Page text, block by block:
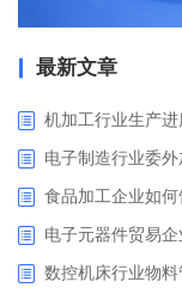
最新文章